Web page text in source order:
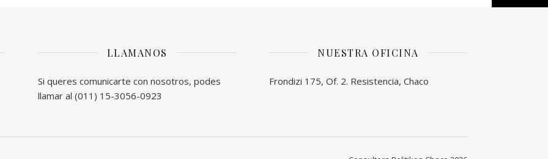
LLAMANOS
Si queres comunicarte con nosotros, podes
llamar al (011) 15-3056-0923
NUESTRA OFICINA
Frondizi 175, Of. 2. Resistencia, Chaco